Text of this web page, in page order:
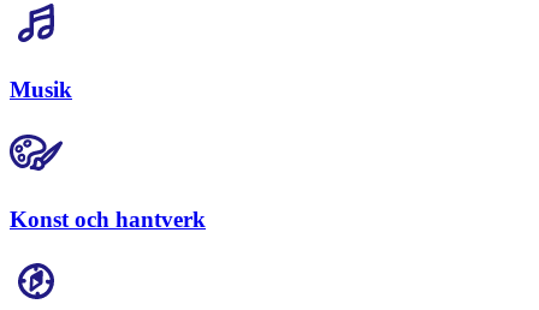
Musik
Konst och hantverk